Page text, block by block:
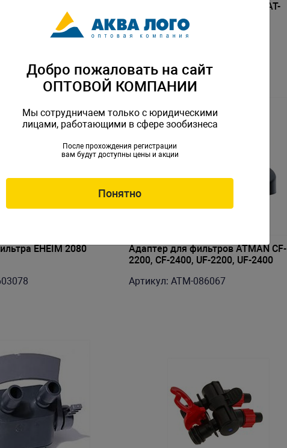
ATMAN AT-
Адаптер для фильтра ATMAN AT-
3339S
Артикул: ATM-400412
EHEIM 2080
Адаптер для фильтров ATMAN CF-
2200, CF-2400, UF-2200, UF-2400
Артикул: ATM-086067
Добро пожаловать на сайт
ОПТОВОЙ КОМПАНИИ
Мы сотрудничаем только с юридическими
лицами, работающими в сфере зообизнеса
После прохождения регистрации
вам будут доступны цены и акции
Понятно